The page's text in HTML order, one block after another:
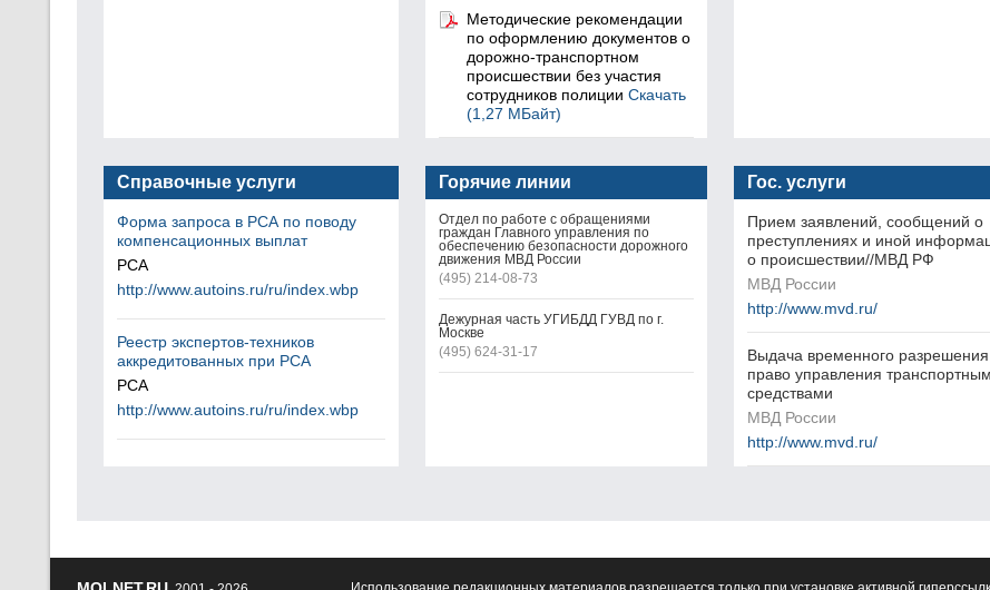
Методические рекомендации
по оформлению документов о
дорожно-транспортном
происшествии без участия
сотрудников полиции Скачать
(1,27 МБайт)
Справочные услуги
Форма запроса в РСА по поводу
компенсационных выплат
РСА
http://www.autoins.ru/ru/index.wbp
Реестр экспертов-техников
аккредитованных при РСА
РСА
http://www.autoins.ru/ru/index.wbp
Горячие линии
Отдел по работе с обращениями
граждан Главного управления по
обеспечению безопасности дорожного
движения МВД России
(495) 214-08-73
Дежурная часть УГИБДД ГУВД по г.
Москве
(495) 624-31-17
Гос. услуги
Прием заявлений, сообщений о
преступлениях и иной
о происшествии//МВД РФ
МВД России
http://www.mvd.ru/
Выдача временного
право управления
средствами
МВД России
http://www.mvd.ru/